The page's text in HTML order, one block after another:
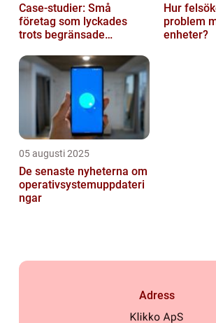
Case-studier: Små
företag som lyckades
trots begränsade
Hur
problem
enheter?
05 augusti 2025
De senaste nyheterna om
operativsystemuppdateri
ngar
Adress